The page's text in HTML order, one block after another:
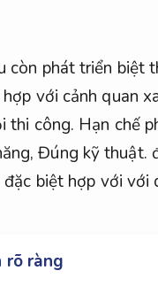
còn phát triển biệt
với cảnh quan
thi công. Hạn chế
Đúng kỹ thuật.
đặc biệt hợp với với
rõ ràng